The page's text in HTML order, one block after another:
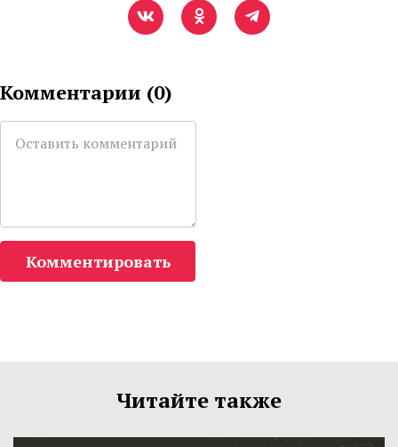
Комментарии (0)
Комментировать
Читайте также